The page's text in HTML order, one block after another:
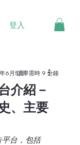
登入
介紹－
、主要
6月5日讀畢需時 9 分鐘
平台，包括